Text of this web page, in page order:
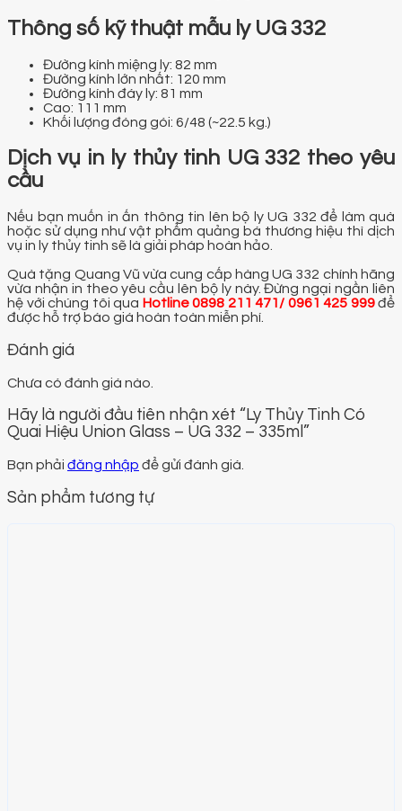
Thông số kỹ thuật mẫu ly UG 332
Đường kính miệng ly: 82 mm
Đường kính lớn nhất: 120 mm
Đường kính đáy ly: 81 mm
Cao: 111 mm
Khối lượng đóng gói: 6/48 (~22.5 kg.)
Dịch vụ in ly thủy tinh UG 332 theo yêu
cầu
Nếu bạn muốn in ấn thông tin lên bộ ly UG 332 để làm quà
hoặc sử dụng như vật phẩm quảng bá thương hiệu thì dịch
vụ in ly thủy tinh sẽ là giải pháp hoàn hảo.
Quà tặng Quang Vũ vừa cung cấp hàng UG 332 chính hãng
vừa nhận in theo yêu cầu lên bộ ly này. Đừng ngại ngần liên
hệ với chúng tôi qua Hotline 0898 211 471/ 0961 425 999để
được hỗ trợ báo giá hoàn toàn miễn phí.
Đánh giá
Chưa có đánh giá nào.
Hãy là người đầu tiên nhận xét “Ly Thủy Tinh Có
Quai Hiệu Union Glass – UG 332 – 335ml”
Bạn phải đăng nhập để gửi đánh giá.
Sản phẩm tương tự